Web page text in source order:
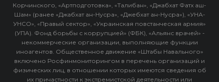
Корчинского, «Артподготовка», «Талибан», «Джабхат Фатх аш-
Шам» (ранее «Джабхат ан-Нусра», «Джебхат ан-Нусра»), «УНА-
УНСО», «Правый сектор», «Украинская повстанческая армия»
(УПА). Фонд борьбы с коррупцией» (ФБК), «Альянс врачей» -
некоммерческие организации, выполняющие функции
иноагентов. Общественное движение «Штабы Навального»
включено Росфинмониторингом в перечень организаций и
физических лиц, в отношении которых имеются сведения об
их причастности к экстремистской деятельности или